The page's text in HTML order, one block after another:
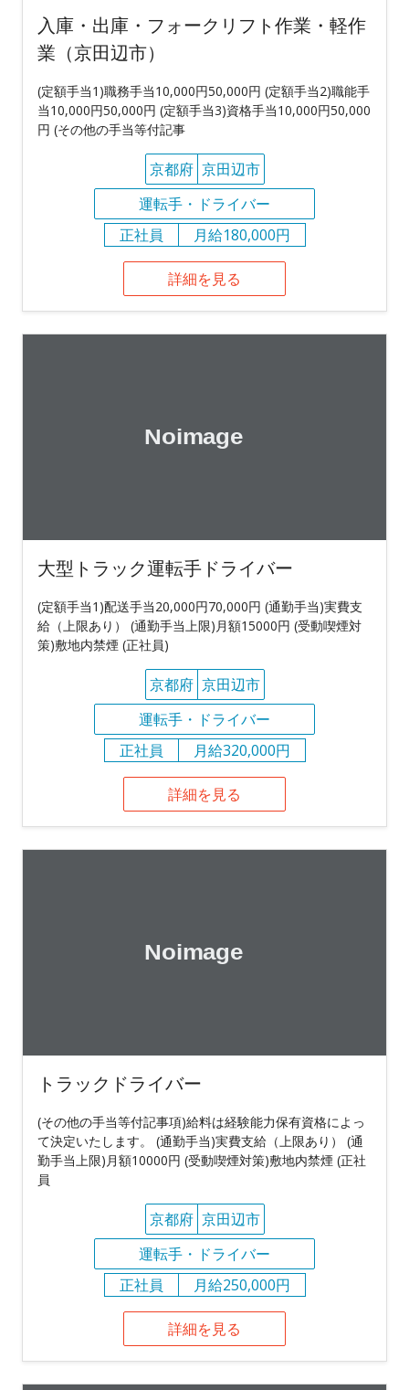
入庫・出庫・フォークリフト作業・軽作
業（京田辺市）
(定額手当1)職務手当10,000円50,000円 (定額手当2)職能手
当10,000円50,000円 (定額手当3)資格手当10,000円50,000
円 (その他の手当等付記事
京都府 京田辺市
運転手・ドライバー
正社員
月給180,000円
詳細を見る
大型トラック運転手ドライバー
(定額手当1)配送手当20,000円70,000円 (通勤手当)実費支
給（上限あり） (通勤手当上限)月額15000円 (受動喫煙対
策)敷地内禁煙 (正社員)
京都府 京田辺市
運転手・ドライバー
正社員
月給320,000円
詳細を見る
トラックドライバー
(その他の手当等付記事項)給料は経験能力保有資格によっ
て決定いたします。 (通勤手当)実費支給（上限あり） (通
勤手当上限)月額10000円 (受動喫煙対策)敷地内禁煙 (正社
員
京都府 京田辺市
運転手・ドライバー
正社員
月給250,000円
詳細を見る